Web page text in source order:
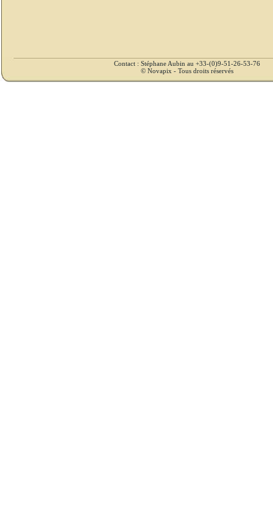
Contact : Stéphane Aubin au +33-(0)9-51-26-53-76
© Novapix - Tous droits réservés